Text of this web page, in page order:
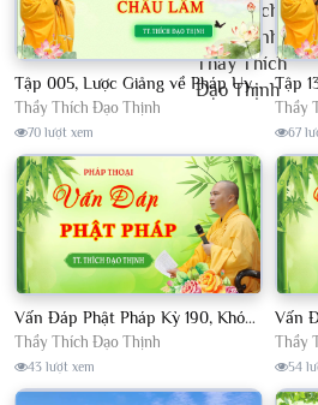
Tập 005, Lược Giảng về Pháp Uyển Châu Lâm, Chủ giảng TT Thích Đạo Thịnh
Thầy Thích Đạo Thịnh
70 lượt xem
Thầy
67
Vấn Đáp Phật Pháp Kỳ 190, Khóa Tu Sinh Viên Con Kể Bụt Nghe Tháng 05, 2023 TT. Thích Đạo Thịnh - CKN
Thầy Thích Đạo Thịnh
43 lượt xem
Thầy
54